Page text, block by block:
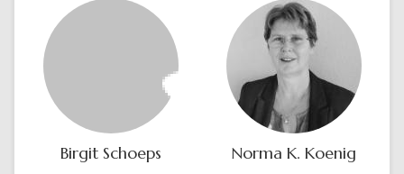
Birgit Schoeps Norma K. Koenig